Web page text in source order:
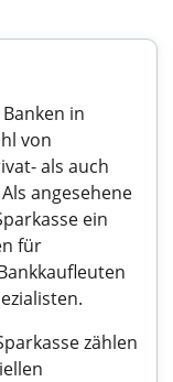
in
von
als auch
angesehene
ein
für
zählen